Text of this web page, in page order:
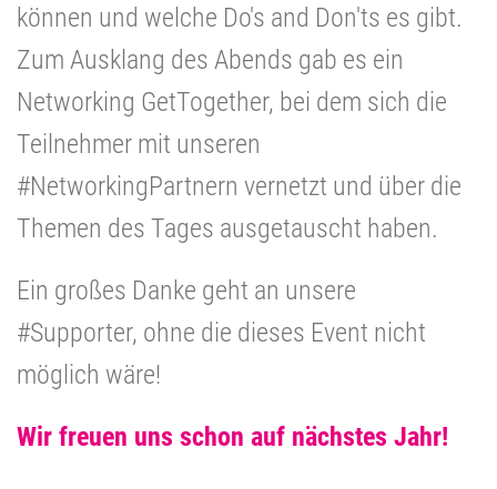
können und welche Do's and Don'ts es gibt.
Zum Ausklang des Abends gab es ein
Networking GetTogether, bei dem sich die
Teilnehmer mit unseren
#NetworkingPartnern vernetzt und über die
Themen des Tages ausgetauscht haben.
Ein großes Danke geht an unsere
#Supporter, ohne die dieses Event nicht
möglich wäre!
Wir freuen uns schon auf nächstes Jahr!